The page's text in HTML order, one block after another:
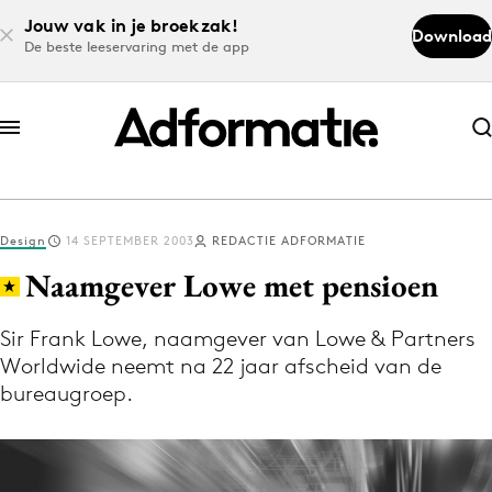
Jouw vak in je broekzak!
De beste leeservaring met de app
Download
Abonneer nu
Abonneer nu
Log in
Download de app
Volg het laatste nieuws via de Adformatie
Design 14 SEPTEMBER 2003 REDACTIE ADFORMATIE
Naamgever Lowe met pensioen
Sir Frank Lowe, naamgever van Lowe & Partners
Worldwide neemt na 22 jaar afscheid van de
bureaugroep.